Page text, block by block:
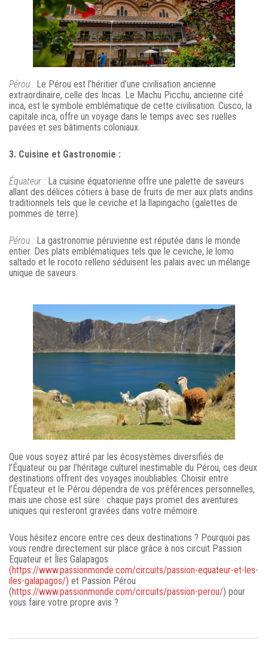
Pérou : Le Pérou est l’héritier d’une civilisation ancienne
extraordinaire, celle des Incas. Le Machu Picchu, ancienne cité
inca, est le symbole emblématique de cette civilisation. Cusco, la
capitale inca, offre un voyage dans le temps avec ses ruelles
pavées et ses bâtiments coloniaux.
3. Cuisine et Gastronomie :
Équateur : La cuisine équatorienne offre une palette de saveurs
allant des délices côtiers à base de fruits de mer aux plats andins
traditionnels tels que le ceviche et la llapingacho (galettes de
pommes de terre).
Pérou : La gastronomie péruvienne est réputée dans le monde
entier. Des plats emblématiques tels que le ceviche, le lomo
saltado et le rocoto relleno séduisent les palais avec un mélange
unique de saveurs.
Que vous soyez attiré par les écosystèmes diversifiés de
l’Équateur ou par l’héritage culturel inestimable du Pérou, ces deux
destinations offrent des voyages inoubliables. Choisir entre
l’Équateur et le Pérou dépendra de vos préférences personnelles,
mais une chose est sûre : chaque pays promet des aventures
uniques qui resteront gravées dans votre mémoire.
Vous hésitez encore entre ces deux destinations ? Pourquoi pas
vous rendre directement sur place grâce à nos circuit Passion
Equateur et Îles Galapagos
(https://www.passionmonde.com/circuits/passion-equateur-et-les-
iles-galapagos/) et Passion Pérou
(https://www.passionmonde.com/circuits/passion-perou/) pour
vous faire votre propre avis ?